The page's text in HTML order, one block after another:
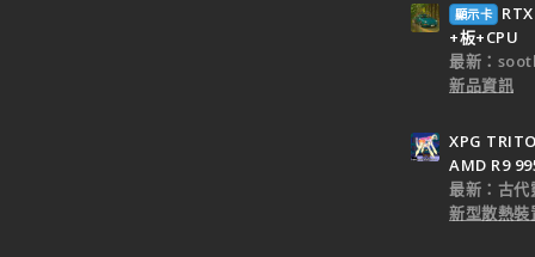
顯示卡
+板+CPU
最新：
新品資訊
XPG
AMD R9
最新：古代
新型散熱